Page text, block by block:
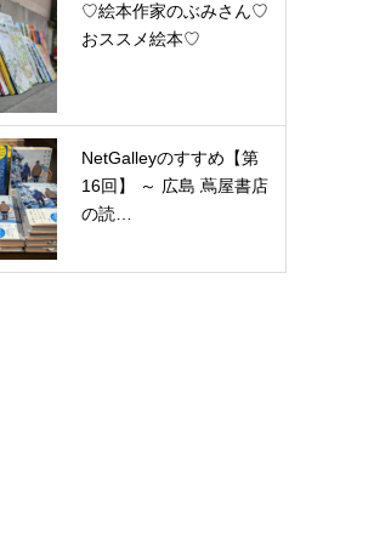
♡絵本作家のぶみさん♡
おススメ絵本♡
NetGalleyのすすめ【第
16回】 ～ 広島 蔦屋書店
の読…